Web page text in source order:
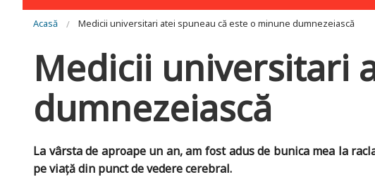
Eşti aici
Acasă Medicii universitari atei spuneau că este o minune dumnezeiască
Medicii universitari
dumnezeiască
La vârsta de aproape un an, am fost adus de bunica mea la
pe viață din punct de vedere cerebral.